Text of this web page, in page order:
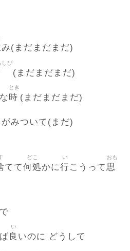
み(まだまだまだ)
しび
(まだまだまだ)
時
とき
(まだまだまだ)
がみついて(まだ)
てて何処
どこ
かに行
い
こうって 思
おも
良
い
いのに どうして